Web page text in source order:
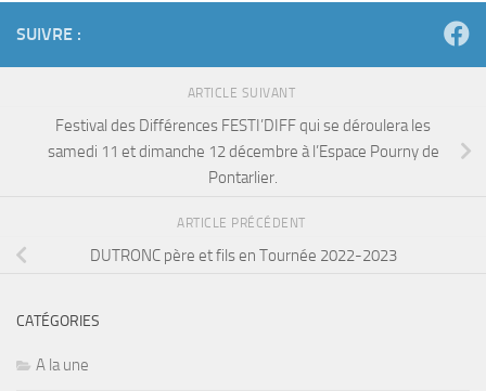
SUIVRE :
ARTICLE SUIVANT
Festival des Différences FESTI’DIFF qui se déroulera les
samedi 11 et dimanche 12 décembre à l’Espace Pourny de
Pontarlier.
ARTICLE PRÉCÉDENT
DUTRONC père et fils en Tournée 2022-2023
CATÉGORIES
A la une